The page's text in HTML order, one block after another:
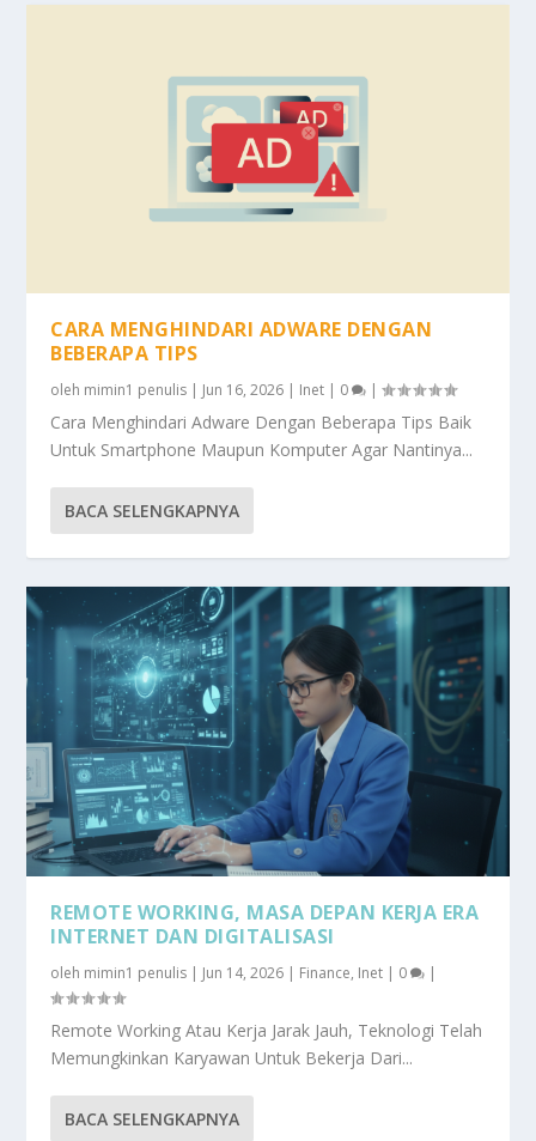
CARA MENGHINDARI ADWARE DENGAN
BEBERAPA TIPS
oleh mimin1 penulis Jun 16, 2026 Inet 0 |
Cara Menghindari Adware Dengan Beberapa Tips Baik
Untuk Smartphone Maupun Komputer Agar Nantinya...
BACA SELENGKAPNYA
REMOTE WORKING, MASA DEPAN KERJA ERA
INTERNET DAN DIGITALISASI
oleh mimin1 penulis | Jun 14, 2026 | Finance, Inet | 0 |
Remote Working Atau Kerja Jarak Jauh, Teknologi Telah
Memungkinkan Karyawan Untuk Bekerja Dari...
BACA SELENGKAPNYA